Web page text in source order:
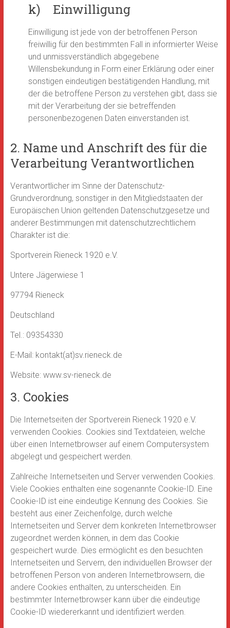
k) Einwilligung
Einwilligung ist jede von der betroffenen Person
freiwillig für den bestimmten Fall in informierter Weise
und unmissverständlich abgegebene
Willensbekundung in Form einer Erklärung oder einer
sonstigen eindeutigen bestätigenden Handlung, mit
der die betroffene Person zu verstehen gibt, dass sie
mit der Verarbeitung der sie betreffenden
personenbezogenen Daten einverstanden ist.
2. Name und Anschrift des für die
Verarbeitung Verantwortlichen
Verantwortlicher im Sinne der Datenschutz-
Grundverordnung, sonstiger in den Mitgliedstaaten der
Europäischen Union geltenden Datenschutzgesetze und
anderer Bestimmungen mit datenschutzrechtlichem
Charakter ist die:
Sportverein Rieneck 1920 e.V.
Untere Jägerwiese 1
97794 Rieneck
Deutschland
Tel.: 09354330
E-Mail: kontakt(at)sv.rieneck.de
Website: www.sv-rieneck.de
3. Cookies
Die Internetseiten der Sportverein Rieneck 1920 e.V.
verwenden Cookies. Cookies sind Textdateien, welche
über einen Internetbrowser auf einem Computersystem
abgelegt und gespeichert werden.
Zahlreiche Internetseiten und Server verwenden Cookies.
Viele Cookies enthalten eine sogenannte Cookie-ID. Eine
Cookie-ID ist eine eindeutige Kennung des Cookies. Sie
besteht aus einer Zeichenfolge, durch welche
Internetseiten und Server dem konkreten Internetbrowser
zugeordnet werden können, in dem das Cookie
gespeichert wurde. Dies ermöglicht es den besuchten
Internetseiten und Servern, den individuellen Browser der
betroffenen Person von anderen Internetbrowsern, die
andere Cookies enthalten, zu unterscheiden. Ein
bestimmter Internetbrowser kann über die eindeutige
Cookie-ID wiedererkannt und identifiziert werden.